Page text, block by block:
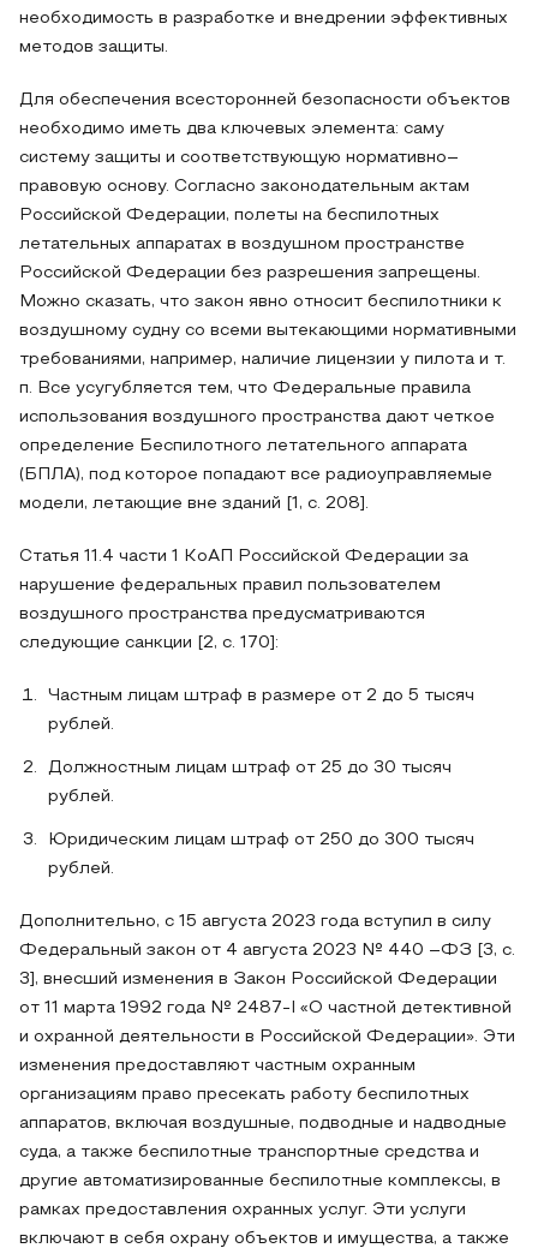
необходимость в разработке и внедрении эффективных
методов защиты.
Для обеспечения всесторонней безопасности объектов
необходимо иметь два ключевых элемента: саму
систему защиты и соответствующую нормативно–
правовую основу. Согласно законодательным актам
Российской Федерации, полеты на беспилотных
летательных аппаратах в воздушном пространстве
Российской Федерации без разрешения запрещены.
Можно сказать, что закон явно относит беспилотники к
воздушному судну со всеми вытекающими нормативными
требованиями, например, наличие лицензии у пилота и т.
п. Все усугубляется тем, что Федеральные правила
использования воздушного пространства дают четкое
определение Беспилотного летательного аппарата
(БПЛА), под которое попадают все радиоуправляемые
модели, летающие вне зданий [1, c. 208].
Статья 11.4 части 1 КоАП Российской Федерации за
нарушение федеральных правил пользователем
воздушного пространства предусматриваются
следующие санкции [2, c. 170]:
Частным лицам штраф в размере от 2 до 5 тысяч
рублей.
Должностным лицам штраф от 25 до 30 тысяч
рублей.
Юридическим лицам штраф от 250 до 300 тысяч
рублей.
Дополнительно, с 15 августа 2023 года вступил в силу
Федеральный закон от 4 августа 2023 № 440 –ФЗ [3, c.
3], внесший изменения в Закон Российской Федерации
от 11 марта 1992 года № 2487-I «О частной детективной
и охранной деятельности в Российской Федерации». Эти
изменения предоставляют частным охранным
организациям право пресекать работу беспилотных
аппаратов, включая воздушные, подводные и надводные
суда, а также беспилотные транспортные средства и
другие автоматизированные беспилотные комплексы, в
рамках предоставления охранных услуг. Эти услуги
включают в себя охрану объектов и имущества, а также